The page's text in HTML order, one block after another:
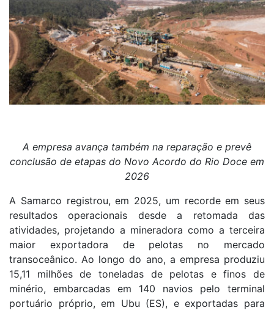
A empresa avança também na reparação e prevê
conclusão de etapas do Novo Acordo do Rio Doce em
2026
A Samarco registrou, em 2025, um recorde em seus
resultados operacionais desde a retomada das
atividades, projetando a mineradora como a terceira
maior exportadora de pelotas no mercado
transoceânico. Ao longo do ano, a empresa produziu
15,11 milhões de toneladas de pelotas e finos de
minério, embarcadas em 140 navios pelo terminal
portuário próprio, em Ubu (ES), e exportadas para